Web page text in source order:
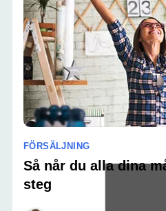
FÖRSÄLJNING
Så når du alla dina
steg